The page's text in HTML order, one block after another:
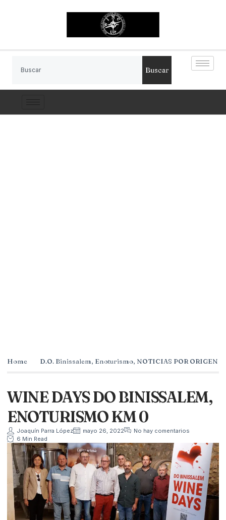
Buscar
Home D.O. Binissalem, Enoturismo, NOTICIAS POR ORIGEN
WINE DAYS DO BINISSALEM,
ENOTURISMO KM 0
Joaquín Parra López mayo 26, 2022
No hay comentarios
6 Min Read